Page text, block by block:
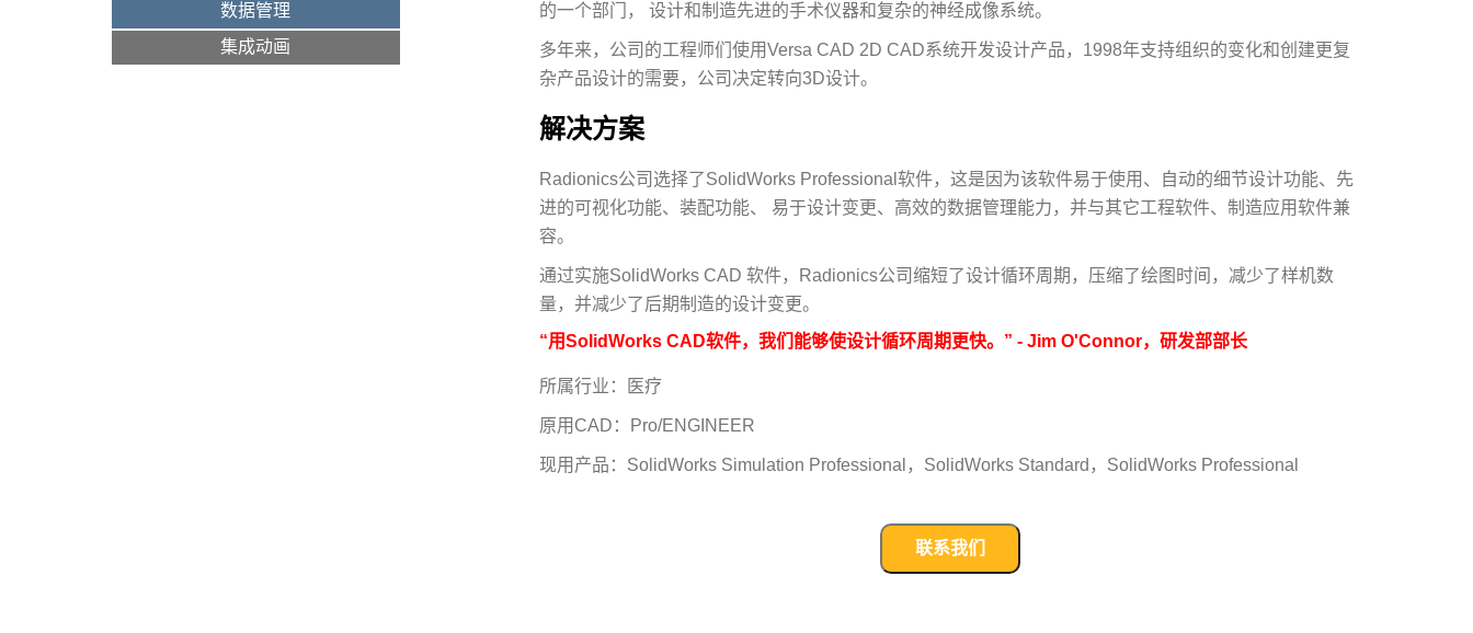
数据管理
集成动画
的一个部门， 设计和制造先进的手术仪器和复杂的神经成像系统。
多年来，公司的工程师们使用Versa CAD 2D CAD系统开发设计产品，1998年支持组织的变化和创建更复
杂产品设计的需要，公司决定转向3D设计。
解决方案
Radionics公司选择了SolidWorks Professional软件，这是因为该软件易于使用、自动的细节设计功能、先
进的可视化功能、装配功能、 易于设计变更、高效的数据管理能力，并与其它工程软件、制造应用软件兼
容。
通过实施SolidWorks CAD 软件，Radionics公司缩短了设计循环周期，压缩了绘图时间，减少了样机数
量，并减少了后期制造的设计变更。
“用SolidWorks CAD软件，我们能够使设计循环周期更快。” - Jim O'Connor，研发部部长
所属行业：医疗
原用CAD：Pro/ENGINEER
现用产品：SolidWorks Simulation Professional，SolidWorks Standard，SolidWorks Professional
联系我们